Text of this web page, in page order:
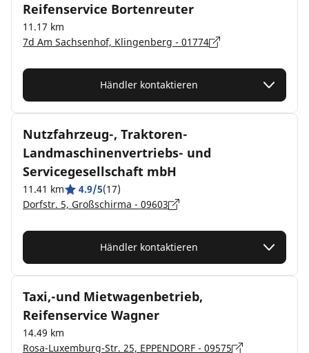
Reifenservice Bortenreuter
11.17 km
7d Am Sachsenhof, Klingenberg - 01774
Händler kontaktieren
Nutzfahrzeug-, Traktoren-
Landmaschinenvertriebs- und
Servicegesellschaft mbH
11.41 km 4.9/5(17)
Dorfstr. 5, Großschirma - 09603
Händler kontaktieren
Taxi,-und Mietwagenbetrieb,
Reifenservice Wagner
14.49 km
Rosa-Luxemburg-Str. 25, EPPENDORF - 09575